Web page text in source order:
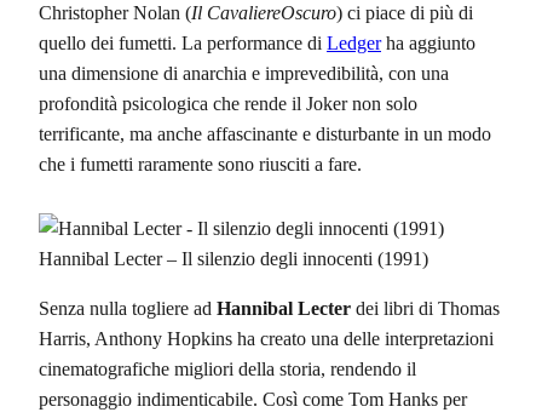
Christopher Nolan (Il CavaliereOscuro) ci piace di più di
quello dei fumetti. La performance di Ledgerha aggiunto
una dimensione di anarchia e imprevedibilità, con una
profondità psicologica che rende il Joker non solo
terrificante, ma anche affascinante e disturbante in un modo
che i fumetti raramente sono riusciti a fare.
Hannibal Lecter – Il silenzio degli innocenti (1991)
Senza nulla togliere ad Hannibal Lecter dei libri di Thomas
Harris, Anthony Hopkins ha creato una delle interpretazioni
cinematografiche migliori della storia, rendendo il
personaggio indimenticabile. Così come Tom Hanks per